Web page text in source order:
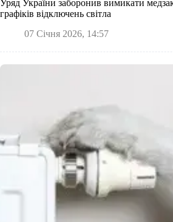
Уряд України заборонив вимикати
графіків відключень світла
07 Січня 2026, 14:57